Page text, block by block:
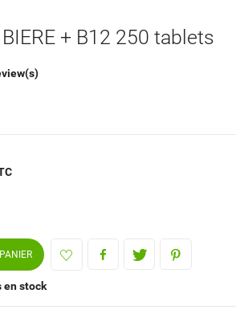
BIERE + B12 250 tablets
en stock